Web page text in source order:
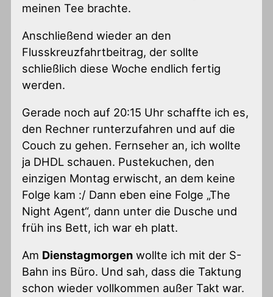
meinen Tee brachte.
Anschließend wieder an den
Flusskreuzfahrtbeitrag, der sollte
schließlich diese Woche endlich fertig
werden.
Gerade noch auf 20:15 Uhr schaffte ich es,
den Rechner runterzufahren und auf die
Couch zu gehen. Fernseher an, ich wollte
ja DHDL schauen. Pustekuchen, den
einzigen Montag erwischt, an dem keine
Folge kam :/ Dann eben eine Folge „The
Night Agent“, dann unter die Dusche und
früh ins Bett, ich war eh platt.
Am Dienstagmorgen wollte ich mit der S-
Bahn ins Büro. Und sah, dass die Taktung
schon wieder vollkommen außer Takt war.